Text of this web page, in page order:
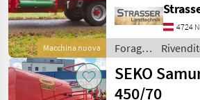
Macchina nuova
eine schnelle
und gleichmäßige
Verteilung - Magnet
Mischschnecke -
4724
Foraggiamento
/
Trioliet
SEKO
450/70